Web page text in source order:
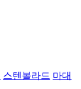
스텐볼라드 마대